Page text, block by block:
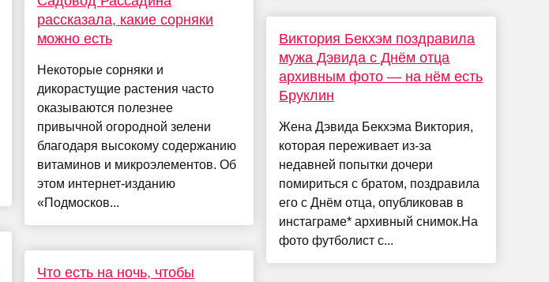
рассказала, какие сорняки
можно есть
Некоторые сорняки и
дикорастущие растения часто
оказываются полезнее
привычной огородной зелени
благодаря высокому содержанию
витаминов и микроэлементов. Об
этом интернет-изданию
«Подмосков...
Что есть на ночь, чтобы
Виктория Бекхэм поздравила
мужа Дэвида с Днём отца
архивным фото — на нём есть
Бруклин
Жена Дэвида Бекхэма Виктория,
которая переживает из-за
недавней попытки дочери
помириться с братом, поздравила
его с Днём отца, опубликовав в
инстаграме* архивный снимок.На
фото футболист с...